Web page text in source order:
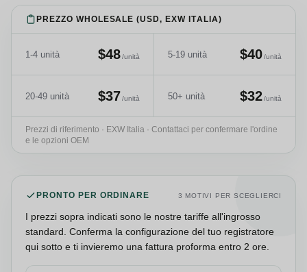
PREZZO WHOLESALE (USD, EXW ITALIA)
1-4 unità $48/unità 5-19 unità $40/unità
20-49 unità $37/unità 50+ unità $32/unità
Prezzi di riferimento · EXW Italia · Contattaci per confermare l'ordine
e le opzioni OEM
PRONTO PER ORDINARE 3 MOTIVI PER SCEGLIERCI
I prezzi sopra indicati sono le nostre tariffe all'ingrosso
standard. Conferma la configurazione del tuo registratore
qui sotto e ti invieremo una fattura proforma entro 2 ore.